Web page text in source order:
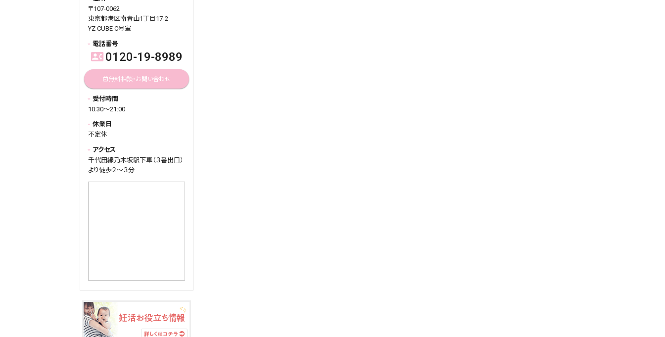
〒107-0062
東京都港区南青山1丁目17-2
YZ CUBE C号室
電話番号
contact_phone 0120-19-8989
event_available無料相談・お問い合わせ
受付時間
10:30～21:00
休業日
不定休
アクセス
千代田線乃木坂駅下車（３番出口）
より徒歩２～３分